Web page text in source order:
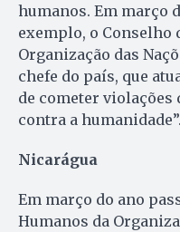
humanos. Em março
exemplo, o Conselho
Organização das
chefe do país, que
de cometer
contra a humanidade”.
Nicarágua
Em março do ano
Humanos da